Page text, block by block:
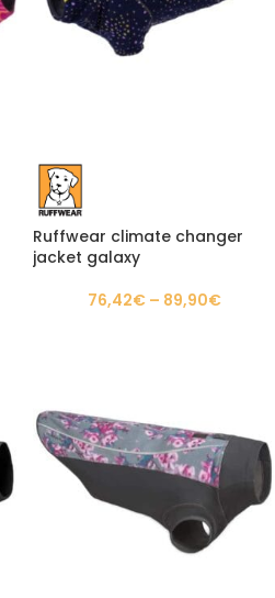
Ruffwear climate changer
jacket galaxy
76,42€ – 89,90€